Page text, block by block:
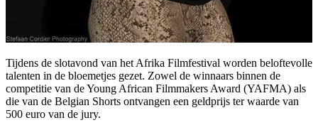
Tijdens de slotavond van het Afrika Filmfestival worden beloftevolle
talenten in de bloemetjes gezet. Zowel de winnaars binnen de
competitie van de Young African Filmmakers Award (YAFMA) als
die van de Belgian Shorts ontvangen een geldprijs ter waarde van
500 euro van de jury.